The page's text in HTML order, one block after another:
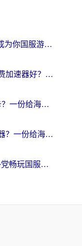
在澳洲，BanG加速器如何成为你国服游戏的“时光机”？
玩崩坏学园2海外用什么免费加速器好？2026海外党亲测国服游戏加速指南
国外如何玩新笑傲江湖不卡？一份给海外游子的终极网络指南
在南非玩刀塔2用什么加速器？一份给海外游子的终极生存指南
Dive用什么加速器好？海外党畅玩国服游戏的终极避坑指南